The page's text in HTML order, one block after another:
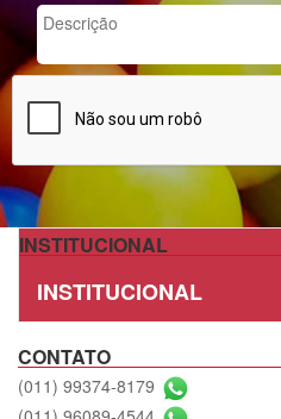
INSTITUCIONAL
INSTITUCIONAL
CONTATO
(011) 99374-8179